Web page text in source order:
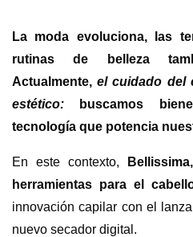
La moda evoluciona, las
rutinas de belleza
Actualmente,el cuidado del
estético: buscamos
tecnología que potencia
En este contexto,
herramientas para el
innovación capilar con el
nuevo secador digital.